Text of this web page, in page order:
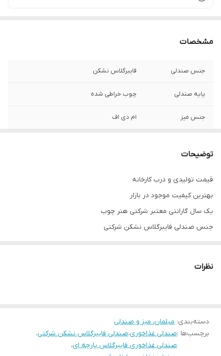
مشخصات
جنس صندلی فایبرگلاس نشکن
پایه صندلی چوب خراطی شده
جنس میز ام دی اف
نوع صفحه دایره
تعداد نشیمن
توضیحات
قیمت تولیدی و درب کارخانه
بهترین کیفیت موجود در بازار
یک سال گارانتی معتبر شرکتی هنر چوب
جنس صندلی فایبرگلاس نشکن شرکتی
پایه ها چوب راش گرجستان
توجه: ارسال از تهران و هزینه ارسال از درب تولیدی تا درب منزل
خریدار(شامل کرایه شهری و کرایه برون شهری) بصورت پس کرایه
بعهده خریدار محترم است.(رایگان نیست)
نظرات
دسته‌بندی: مبلمان، میز و صندلی
برچسب‌ها :صندلی غذاخوری،صندلی فایبرگلاس نشکن شرکتی،
صندلی غذاخوری فایبرگلاس پارچه ای،